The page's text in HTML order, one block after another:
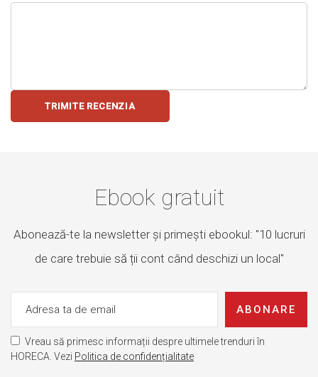
TRIMITE RECENZIA
Ebook gratuit
Abonează-te la newsletter și primești ebookul: "10 lucruri
de care trebuie să ții cont când deschizi un local"
ABONARE
Vreau să primesc informații despre ultimele trenduri în
HORECA. Vezi Politica de confidențialitate